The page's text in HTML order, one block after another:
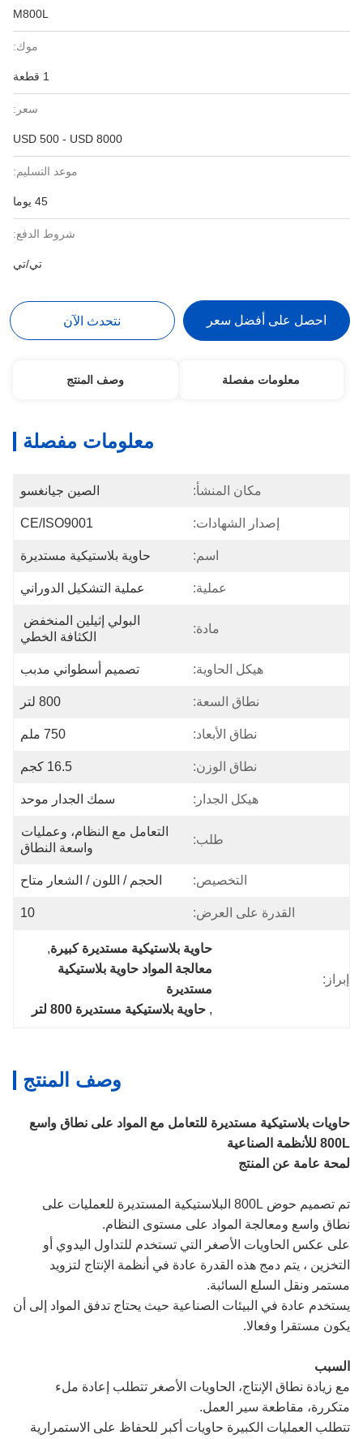
M800L
موك:
1 قطعة
سعر:
USD 500 - USD 8000
موعد التسليم:
45 يوما
شروط الدفع:
تي/تي
احصل على أفضل سعر نتحدث الآن
معلومات مفصلة وصف المنتج
معلومات مفصلة
مكان المنشأ: الصين جيانغسو
إصدار الشهادات: CE/ISO9001
اسم: حاوية بلاستيكية مستديرة
عملية: عملية التشكيل الدوراني
مادة:
الكثافة الخطي
هيكل الحاوية: تصميم أسطواني مدبب
نطاق السعة: 800 لتر
نطاق الأبعاد: 750 ملم
نطاق الوزن: 16.5 كجم
هيكل الجدار: سمك الجدار موحد
طلب:
واسعة النطاق
التخصيص: الحجم / اللون / الشعار متاح
القدرة على العرض: 10
إبراز:
حاوية بلاستيكية مستديرة كبيرة,
مستديرة
, حاوية بلاستيكية مستديرة 800 لتر
وصف المنتج
حاويات بلاستيكية مستديرة للتعامل مع المواد على نطاق واسع
800L للأنظمة الصناعية
لمحة عامة عن المنتج
تم تصميم حوض 800L البلاستيكية المستديرة للعمليات على
نطاق واسع ومعالجة المواد على مستوى النظام.
على عكس الحاويات الأصغر التي تستخدم للتداول اليدوي أو
التخزين ، يتم دمج هذه القدرة عادة في أنظمة الإنتاج لتزويد
مستمر ونقل السلع السائبة.
يستخدم عادة في البيئات الصناعية حيث يحتاج تدفق المواد إلى أن
يكون مستقرا وفعالا.
السبب
مع زيادة نطاق الإنتاج، الحاويات الأصغر تتطلب إعادة ملء
متكررة، مقاطعة سير العمل.
تتطلب العمليات الكبيرة حاويات أكبر للحفاظ على الاستمرارية